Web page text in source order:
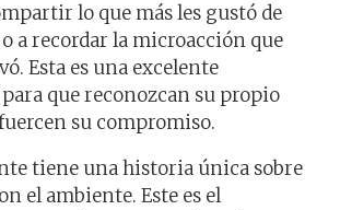
lo que más les gustó de
a recordar la microacción que
Esta es una excelente
que reconozcan su propio
su compromiso.
tiene una historia única sobre
el ambiente. Este es el